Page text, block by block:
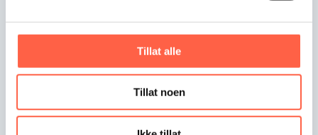
Tillat alle
Tillat noen
Heras Ballastblokk til støttestag. Art.nr: GA-
1668
Praktisk og tung ballastblokk for å legge over foten